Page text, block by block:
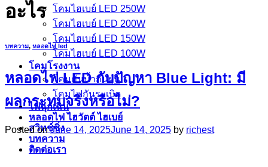
โคมไฮเบย์ LED 250W
โคมไฮเบย์ LED 200W
โคมไฮเบย์ LED 150W
โคมไฮเบย์ LED 100W
โคมโรงงาน
โคมกันน้ำกันฝุ่น
โคมไฟกันระเบิด
ไฟฉุกเฉิน
หลอดไฟ ไฮวัตต์ ไฮเบย์
สวิทช์ชิ่ง
บทความ
ติดต่อเรา
อะไร
บทความ, หลอดไฟ led
หลอดไฟ LED กับปัญหา Blue Light: มี
ผลกระทบจริงหรือไม่?
Posted onJune 14, 2025June 14, 2025 by richest